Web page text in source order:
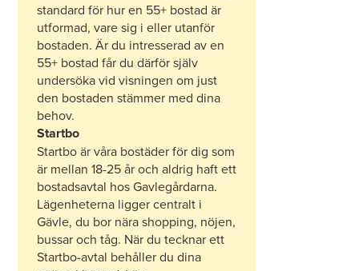
standard för hur en 55+ bostad är
utformad, vare sig i eller utanför
bostaden. Är du intresserad av en
55+ bostad får du därför själv
undersöka vid visningen om just
den bostaden stämmer med dina
behov.
Startbo
Startbo är våra bostäder för dig som
är mellan 18-25 år och aldrig haft ett
bostadsavtal hos Gavlegårdarna.
Lägenheterna ligger centralt i
Gävle, du bor nära shopping, nöjen,
bussar och tåg. När du tecknar ett
Startbo-avtal behåller du dina